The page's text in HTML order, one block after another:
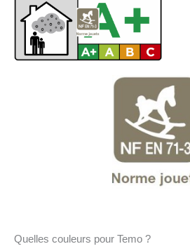
Quelles couleurs pour Temo ?